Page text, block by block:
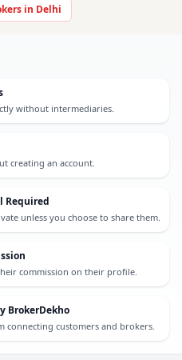
in Delhi
without intermediaries.
creating an account.
Required
unless you choose to share them.
commission on their profile.
BrokerDekho
connecting customers and brokers.